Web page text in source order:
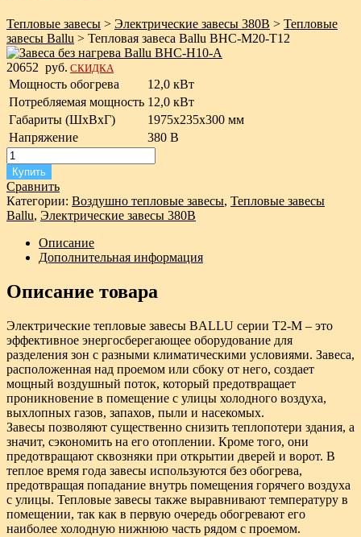
Тепловые завесы > Электрические завесы 380В > Тепловые
завесы Ballu > Тепловая завеса Ballu BHC-M20-T12
20652 руб. СКИДКА
Мощность обогрева
12,0 кВт
Потребляемая мощность 12,0 кВт
Габариты (ШxВxГ)
1975х235х300 мм
Напряжение
380 В
Купить
Сравнить
Категории: Воздушно тепловые завесы, Тепловые завесы
Ballu, Электрические завесы 380В
Описание
Дополнительная информация
Описание товара
Электрические тепловые завесы BALLU серии T2-M – это
эффективное энергосберегающее оборудование для
разделения зон с разными климатическими условиями. Завеса,
расположенная над проемом или сбоку от него, создает
мощный воздушный поток, который предотвращает
проникновение в помещение с улицы холодного воздуха,
выхлопных газов, запахов, пыли и насекомых.
Завесы позволяют существенно снизить теплопотери здания, а
значит, сэкономить на его отоплении. Кроме того, они
предотвращают сквозняки при открытии дверей и ворот. В
теплое время года завесы используются без обогрева,
предотвращая попадание внутрь помещения горячего воздуха
с улицы. Тепловые завесы также выравнивают температуру в
помещении, так как в первую очередь обогревают его
наиболее холодную нижнюю часть рядом с проемом.